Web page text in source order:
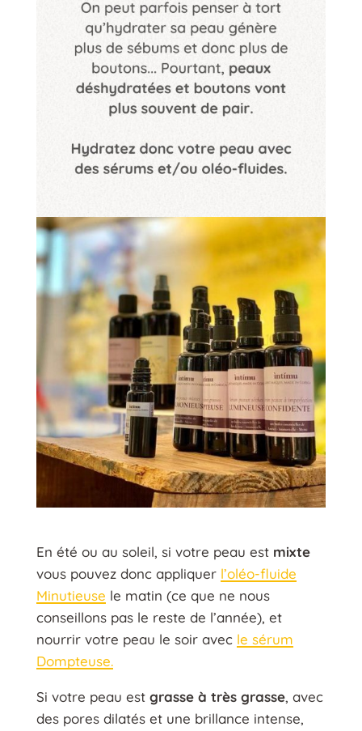
En été ou au soleil, si votre peau est mixte
vous pouvez donc appliquer l’oléo-fluide
Minutieuse le matin (ce que ne nous
conseillons pas le reste de l’année), et
nourrir votre peau le soir avec le sérum
Dompteuse.
Si votre peau est grasse à très grasse, avec
des pores dilatés et une brillance intense,